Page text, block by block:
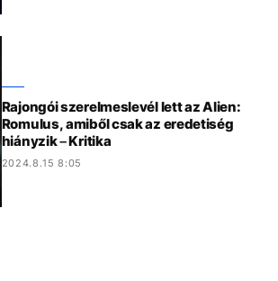
Rajongói szerelmeslevél lett az Alien:
Romulus, amiből csak az eredetiség
hiányzik – Kritika
2024.8.15 8:05